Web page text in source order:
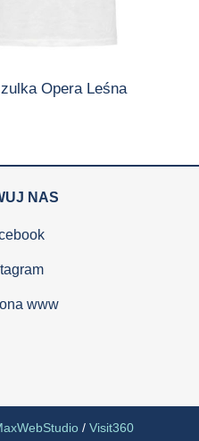
Opera Leśna
NAS
www
/ Visit360